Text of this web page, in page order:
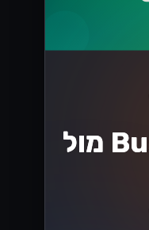
Business API מול